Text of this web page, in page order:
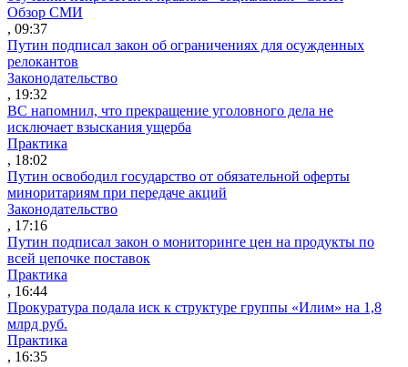
Обзор СМИ
, 09:37
Путин подписал закон об ограничениях для осужденных
релокантов
Законодательство
, 19:32
ВС напомнил, что прекращение уголовного дела не
исключает взыскания ущерба
Практика
, 18:02
Путин освободил государство от обязательной оферты
миноритариям при передаче акций
Законодательство
, 17:16
Путин подписал закон о мониторинге цен на продукты по
всей цепочке поставок
Практика
, 16:44
Прокуратура подала иск к структуре группы «Илим» на 1,8
млрд руб.
Практика
, 16:35